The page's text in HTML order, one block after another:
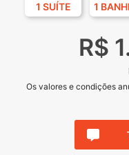
1 SUÍTE 1
R$
Os valores e condições